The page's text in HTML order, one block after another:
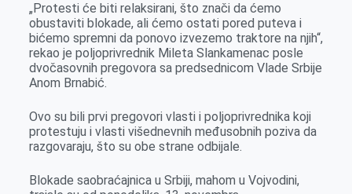
„Protesti će biti relaksirani, što znači da ćemo
obustaviti blokade, ali ćemo ostati pored puteva i
bićemo spremni da ponovo izvezemo traktore na njih“,
rekao je poljoprivrednik Mileta Slankamenac posle
dvočasovnih pregovora sa predsednicom Vlade Srbije
Anom Brnabić.
Ovo su bili prvi pregovori vlasti i poljoprivrednika koji
protestuju i vlasti višednevnih međusobnih poziva da
razgovaraju, što su obe strane odbijale.
Blokade saobraćajnica u Srbiji, mahom u Vojvodini,